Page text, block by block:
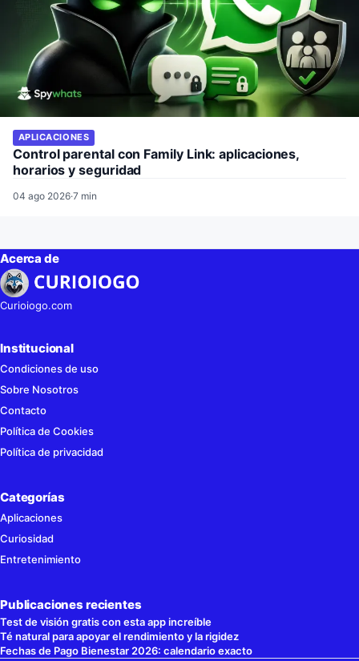
APLICACIONES
Control parental con Family Link: aplicaciones,
horarios y seguridad
04 ago 2026·7 min
Acerca de
Curioiogo.com
Institucional
Condiciones de uso
Sobre Nosotros
Contacto
Política de Cookies
Política de privacidad
Categorías
Aplicaciones
Curiosidad
Entretenimiento
Publicaciones recientes
Test de visión gratis con esta app increíble
Té natural para apoyar el rendimiento y la rigidez
Fechas de Pago Bienestar 2026: calendario exacto